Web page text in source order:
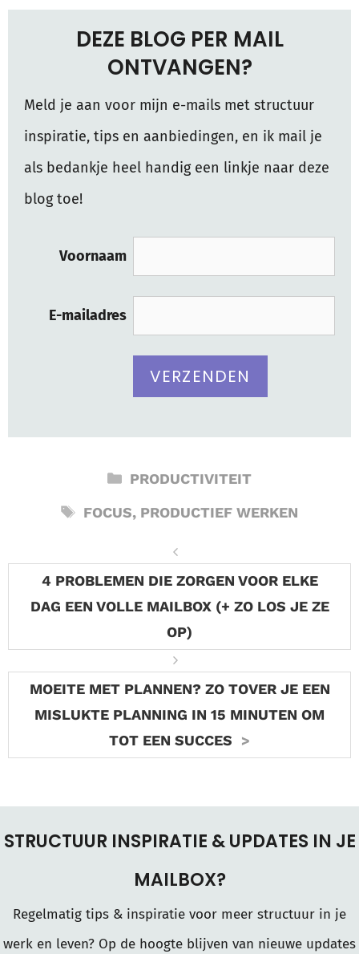
DEZE BLOG PER MAIL
ONTVANGEN?
Meld je aan voor mijn e-mails met structuur
inspiratie, tips en aanbiedingen, en ik mail je
als bedankje heel handig een linkje naar deze
blog toe!
Voornaam
E-mailadres
CATEGORIEËN
PRODUCTIVITEIT
TAGS
FOCUS, PRODUCTIEF WERKEN
4 PROBLEMEN DIE ZORGEN VOOR ELKE
DAG EEN VOLLE MAILBOX (+ ZO LOS JE ZE
OP)
MOEITE MET PLANNEN? ZO TOVER JE EEN
MISLUKTE PLANNING IN 15 MINUTEN OM
TOT EEN SUCCES
STRUCTUUR INSPIRATIE & UPDATES IN JE
MAILBOX?
Regelmatig tips & inspiratie voor meer structuur in je
werk en leven? Op de hoogte blijven van nieuwe updates